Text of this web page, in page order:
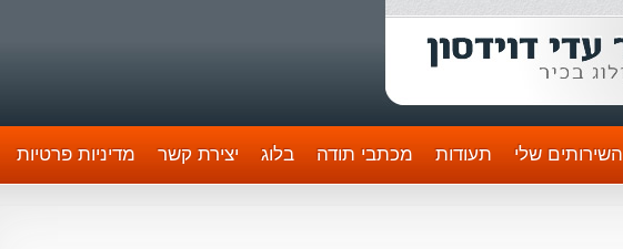
השירותים שלי תעודות מכתבי תודה בלוג יצירת קשר מדיניות פרטיות